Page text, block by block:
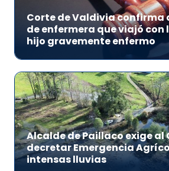
Corte de Valdivia confirma
de enfermera que viajó con
hijo gravemente enfermo
Alcalde de Paillaco exige al
decretar Emergencia
intensas lluvias